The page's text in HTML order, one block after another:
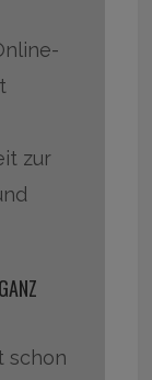
zur
schon